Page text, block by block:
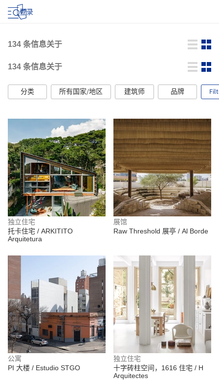
登录
134 条信息关于
134 条信息关于
分类 所有国家/地区 建筑师 品牌
独立住宅
托卡住宅 / ARKITITO
Arquitetura
展馆
Raw Threshold 展亭 / Al Borde
公寓
PI 大楼 / Estudio STGO
独立住宅
十字砖柱空间，1616 住宅 / H
Arquitectes